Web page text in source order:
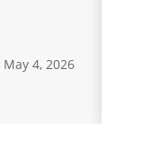
May 4, 2026